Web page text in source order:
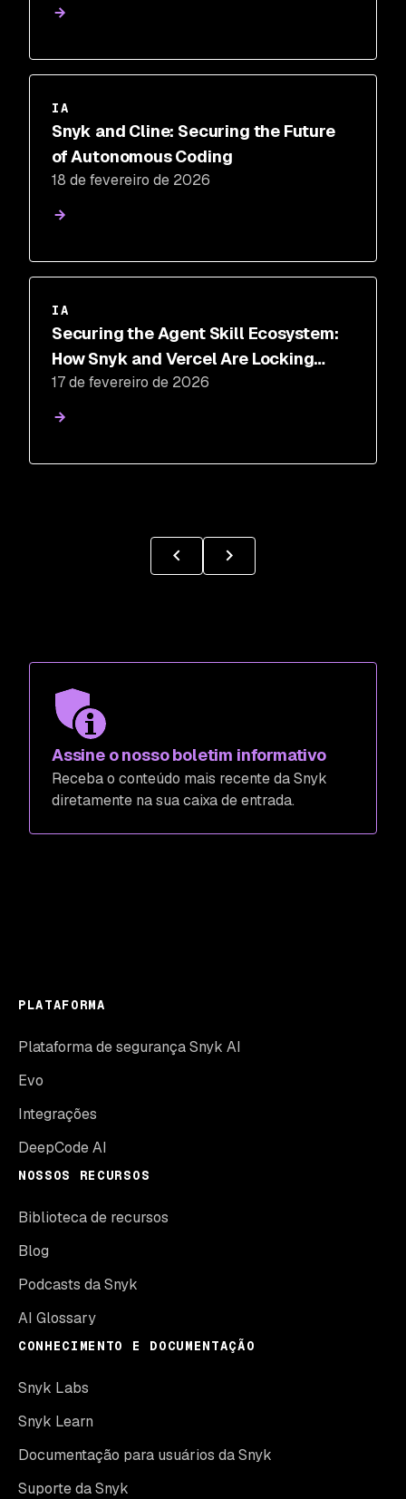
IA
Snyk and Cline: Securing the Future
of Autonomous Coding
18 de fevereiro de 2026
IA
Securing the Agent Skill Ecosystem:
How Snyk and Vercel Are Locking
Down the New Software Supply Chain
17 de fevereiro de 2026
Assine o nosso boletim informativo
Receba o conteúdo mais recente da Snyk
diretamente na sua caixa de entrada.
PLATAFORMA
Plataforma de segurança Snyk AI
Evo
Integrações
DeepCode AI
NOSSOS RECURSOS
Biblioteca de recursos
Blog
Podcasts da Snyk
AI Glossary
CONHECIMENTO E DOCUMENTAÇÃO
Snyk Labs
Snyk Learn
Documentação para usuários da Snyk
Suporte da Snyk